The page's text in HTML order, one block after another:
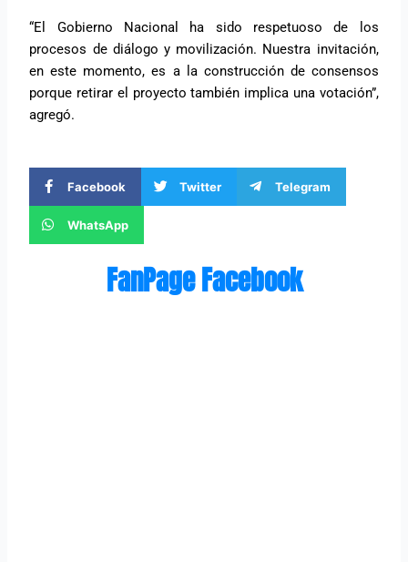
“El Gobierno Nacional ha sido respetuoso de los
procesos de diálogo y movilización. Nuestra invitación,
en este momento, es a la construcción de consensos
porque retirar el proyecto también implica una votación”,
agregó.
Facebook Twitter Telegram
WhatsApp
FanPage Facebook